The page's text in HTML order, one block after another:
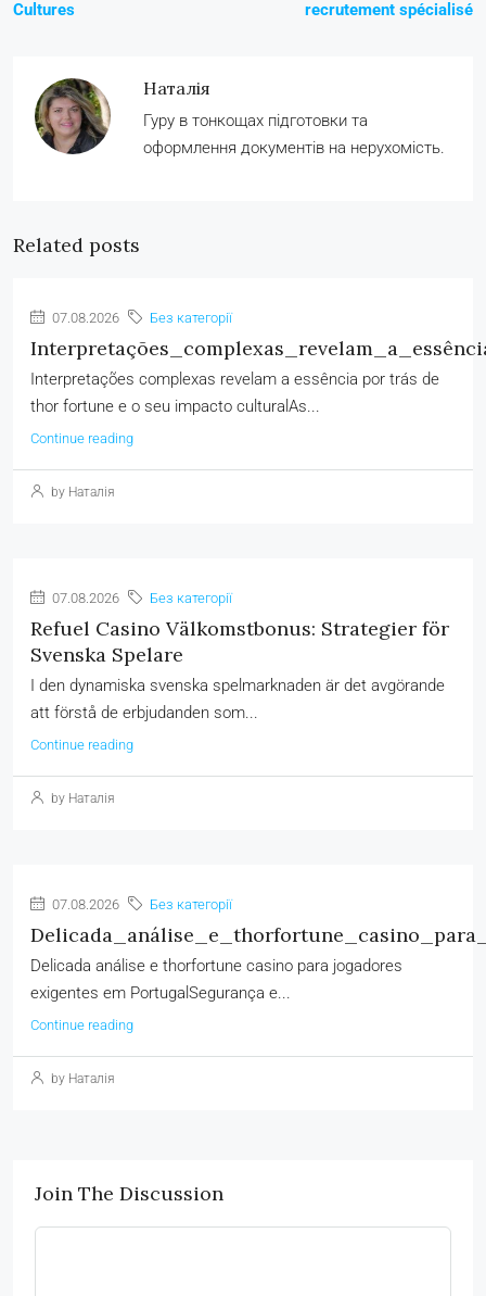
Cultures recrutement spécialisé
Наталія
Гуру в тонкощах підготовки та
оформлення документів на нерухомість.
Related posts
07.08.2026 Без категорії
Interpretações complexas revelam a essência por trás de
thor fortune e o seu impacto culturalAs...
Continue reading
by Наталія
07.08.2026 Без категорії
Refuel Casino Välkomstbonus: Strategier för
Svenska Spelare
I den dynamiska svenska spelmarknaden är det avgörande
att förstå de erbjudanden som...
Continue reading
by Наталія
07.08.2026 Без категорії
Delicada análise e thorfortune casino para jogadores
exigentes em PortugalSegurança e...
Continue reading
by Наталія
Join The Discussion